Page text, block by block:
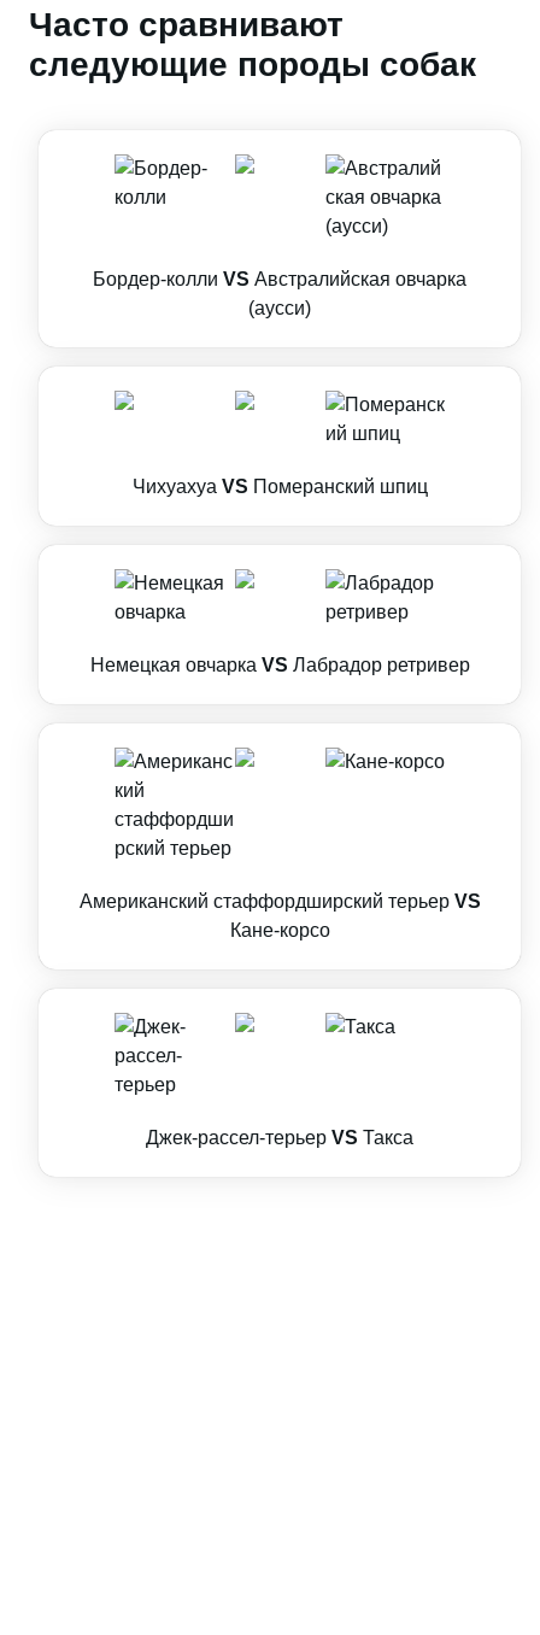
Часто сравнивают
следующие породы собак
Бордер-колли VS Австралийская овчарка
(аусси)
Чихуахуа VS Померанский шпиц
Немецкая овчарка VS Лабрадор ретривер
Американский стаффордширский терьер VS
Кане-корсо
Джек-рассел-терьер VS Такса